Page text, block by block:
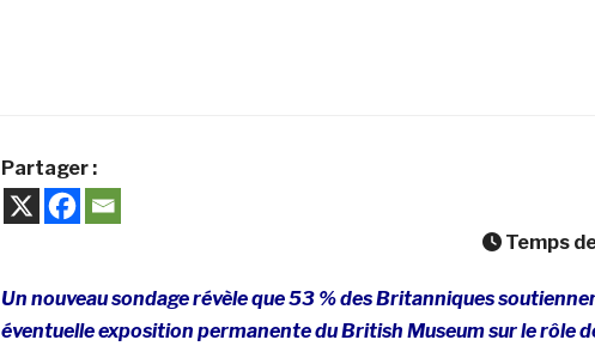
Partager :
Temps
Un nouveau sondage révèle que 53 % des Britanniques
éventuelle exposition permanente du British Museum sur le rôle